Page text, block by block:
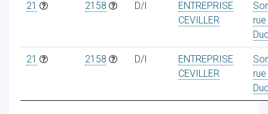
21 2158 D/I
ENTREPRISE
CEVILLER
21 2158 D/I
ENTREPRISE
CEVILLER